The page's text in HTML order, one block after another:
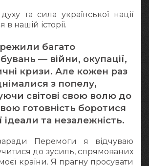
та сила української нації
нашій історії.
багато
— війни, окупації,
кризи. Але кожен раз
з попелу,
світові свою волю до
готовність боротися
ідеали та незалежність.
Перемоги я відчуваю
до зусиль, спрямованих
країни. Я прагну просувати